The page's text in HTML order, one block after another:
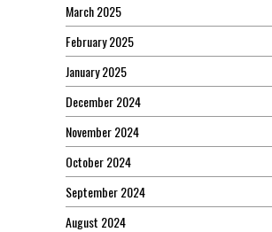
March 2025
February 2025
January 2025
December 2024
November 2024
October 2024
September 2024
August 2024